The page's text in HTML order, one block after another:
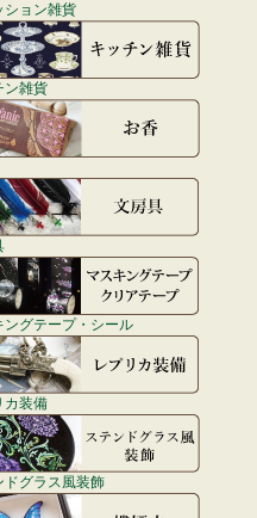
ション雑貨
ン雑貨
ングテープ・シール
カ装備
ドグラス風装飾